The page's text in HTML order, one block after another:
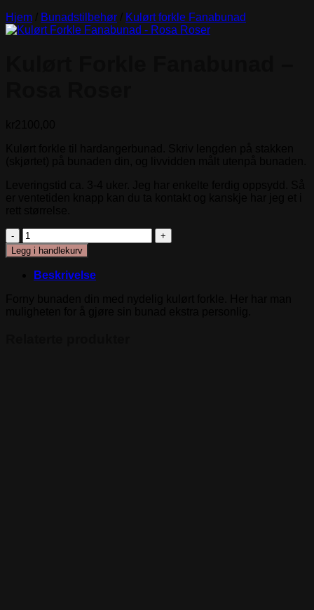
Hjem
Bunadstilbehør Kulørt forkle Fanabunad
Kulørt
Forkle
Fanabunad
Rosa
Legg i handlekurv
Beskrivelse